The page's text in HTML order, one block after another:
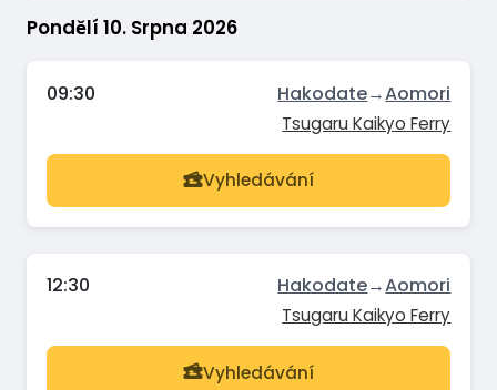
Pondělí 10. Srpna 2026
09:30 Hakodate→Aomori
Tsugaru Kaikyo Ferry
Vyhledávání
12:30 Hakodate→Aomori
Tsugaru Kaikyo Ferry
Vyhledávání